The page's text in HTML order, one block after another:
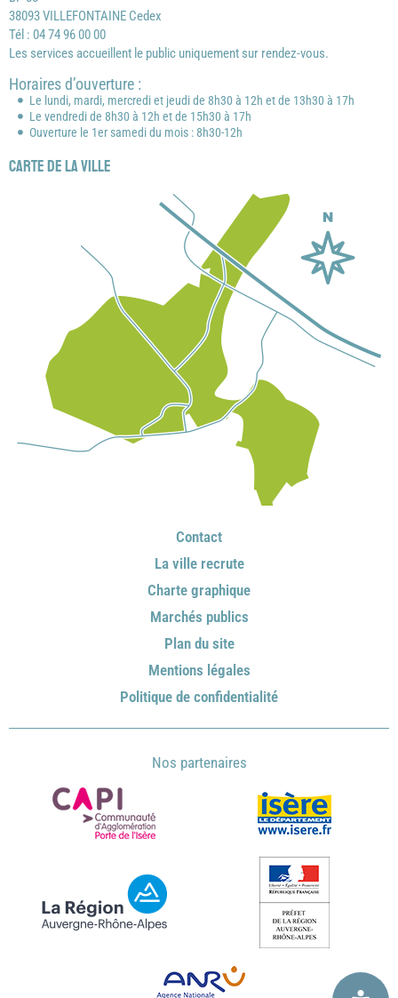
38093 VILLEFONTAINE Cedex
Tél : 04 74 96 00 00
Les services accueillent le public uniquement sur rendez-vous.
Horaires d’ouverture :
Le lundi, mardi, mercredi et jeudi de 8h30 à 12h et de 13h30 à 17h
Le vendredi de 8h30 à 12h et de 15h30 à 17h
Ouverture le 1er samedi du mois : 8h30-12h
Carte de la ville
Contact
La ville recrute
Charte graphique
Marchés publics
Plan du site
Mentions légales
Politique de confidentialité
Nos partenaires